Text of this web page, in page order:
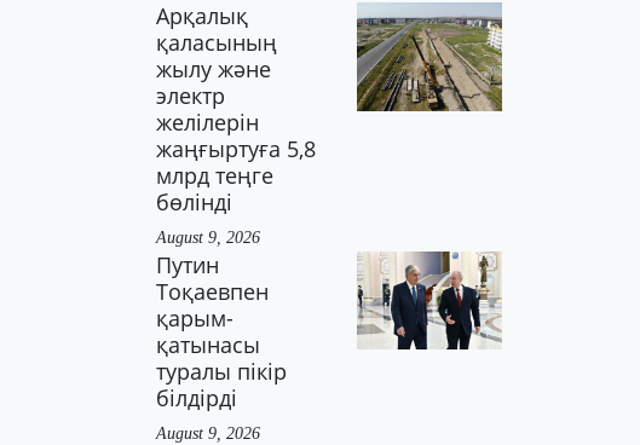
Арқалық
қаласының
жылу және
электр
желілерін
жаңғыртуға 5,8
млрд теңге
бөлінді
August 9, 2026
Путин
Тоқаевпен
қарым-
қатынасы
туралы пікір
білдірді
August 9, 2026